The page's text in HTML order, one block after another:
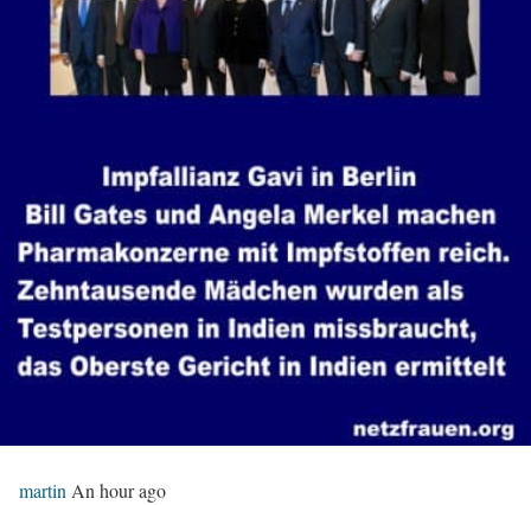
martinAn hour ago